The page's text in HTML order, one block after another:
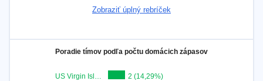
Zobraziť úplný rebríček
Poradie tímov podľa počtu domácich zápasov
US Virgin Islands
2 (14,29%)